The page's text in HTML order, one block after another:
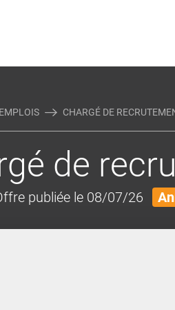
EMPLOIS CHARGÉ DE
de
publiée le 08/07/26